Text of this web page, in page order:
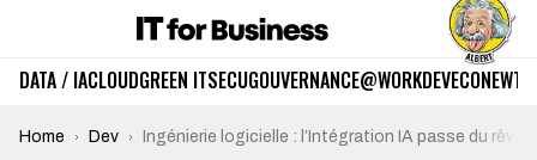
DATA / IACLOUDGREEN ITSECUGOUVERNANCE@WORKDEVECO
Home Dev Ingénierie logicielle : l’Intégration IA passe du